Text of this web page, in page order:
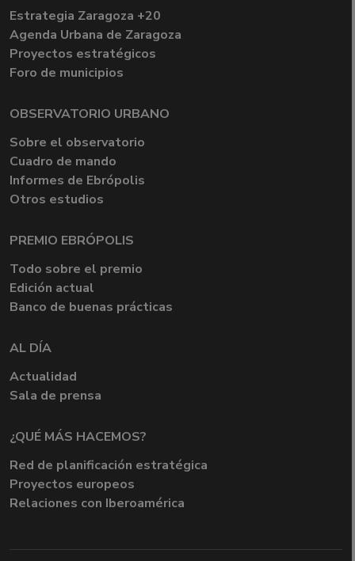
Estrategia Zaragoza +20
Agenda Urbana de Zaragoza
Proyectos estratégicos
Foro de municipios
OBSERVATORIO URBANO
Sobre el observatorio
Cuadro de mando
Informes de Ebrópolis
Otros estudios
PREMIO EBRÓPOLIS
Todo sobre el premio
Edición actual
Banco de buenas prácticas
AL DÍA
Actualidad
Sala de prensa
¿QUÉ MÁS HACEMOS?
Red de planificación estratégica
Proyectos europeos
Relaciones con Iberoamérica